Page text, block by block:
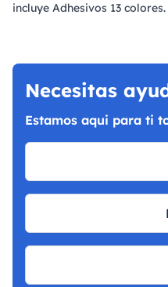
incluye Adhesivos 13 colores.
Necesitas
Estamos aqui para ti